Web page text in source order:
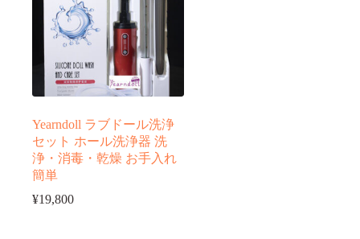
Yearndoll ラブドール洗浄
セット ホール洗浄器 洗
浄・消毒・乾燥 お手入れ
簡単
¥19,800